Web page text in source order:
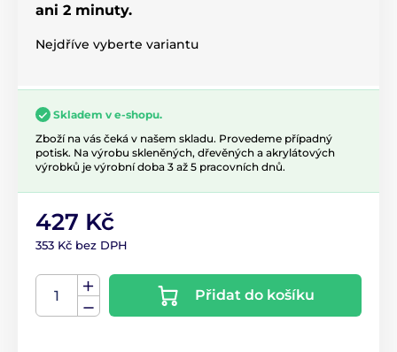
ani 2 minuty.
Nejdříve vyberte variantu
Skladem v e-shopu.
Zboží na vás čeká v našem skladu. Provedeme případný
potisk. Na výrobu skleněných, dřevěných a akrylátových
výrobků je výrobní doba 3 až 5 pracovních dnů.
427 Kč
353 Kč bez DPH
Přidat do košíku